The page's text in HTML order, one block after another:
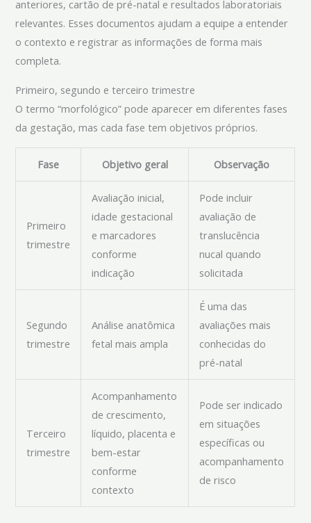
anteriores, cartão de pré-natal e resultados laboratoriais
relevantes. Esses documentos ajudam a equipe a entender
o contexto e registrar as informações de forma mais
completa.
Primeiro, segundo e terceiro trimestre
O termo “morfológico” pode aparecer em diferentes fases
da gestação, mas cada fase tem objetivos próprios.
Fase Objetivo geral Observação
Primeiro
trimestre
Avaliação inicial,
idade gestacional
e marcadores
conforme
indicação
Pode incluir
avaliação de
translucência
nucal quando
solicitada
Segundo
trimestre
Análise anatômica
fetal mais ampla
É uma das
avaliações mais
conhecidas do
pré-natal
Terceiro
trimestre
Acompanhamento
de crescimento,
líquido, placenta e
bem-estar
conforme
contexto
Pode ser indicado
em situações
específicas ou
acompanhamento
de risco